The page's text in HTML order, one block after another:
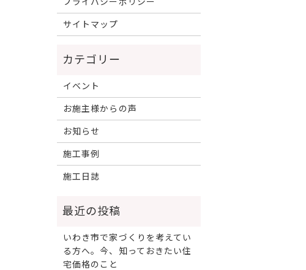
サイトマップ
イベント
お施主様からの声
お知らせ
施工事例
施工日誌
いわき市で家づくりを考えてい
る方へ。今、知っておきたい住
宅価格のこと